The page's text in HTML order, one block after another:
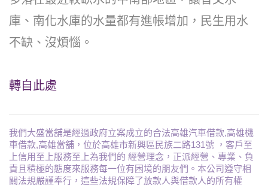
庫、南化水庫的水量都有進帳增加，民生用水
不缺、沒煩惱。
轉自此處
我們大盛當舖是經過政府立案成立的合法高雄汽車借款,高雄機
車借款,高雄當舖，位於高雄市新興區民族二路131號 ，客戶至
上信用至上服務至上為我們的 經營理念，正派經營、專業、負
責且積極的態度來服務每一位有困境的朋友們。本公司遵守相
關法規嚴謹奉行，這些法規保障了放款人與借款人的所有權